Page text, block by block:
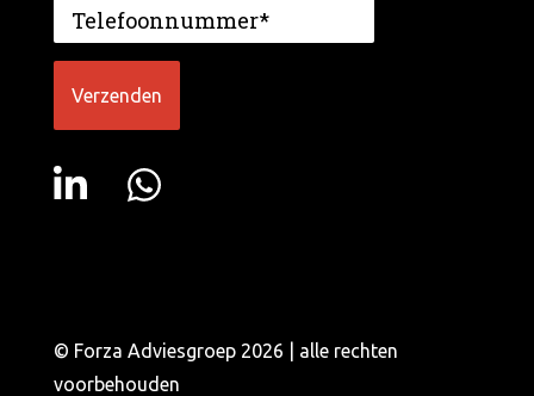
© Forza Adviesgroep 2026 | alle rechten
voorbehouden